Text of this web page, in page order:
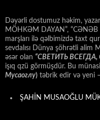
Dəyərli dostumuz həkim,
MÖHKƏM DAYAN”, “CƏNƏB
marşları ilə qəlbimizdə taxt
sevdalısı Dünya şöhrətli alim
əsər olan “СВЕТИТЬ
işıq qzü görmüşdür. Bu
Мусаоглу) təbrik edir və yeni –
ŞAHİN MUSAOĞLU